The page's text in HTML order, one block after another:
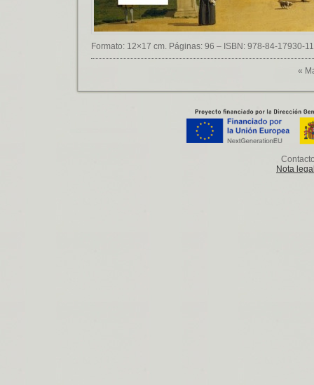
Formato: 12×17 cm. Páginas: 96 – ISBN: 978-
«
Nota